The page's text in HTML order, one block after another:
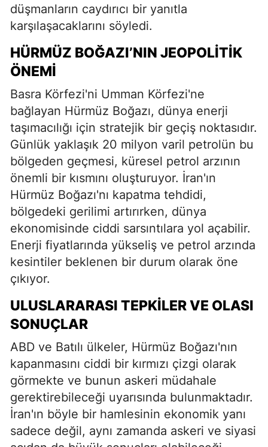
düşmanların caydırıcı bir yanıtla
karşılaşacaklarını söyledi.
HÜRMÜZ BOĞAZI’NIN JEOPOLITIK
ÖNEMI
Basra Körfezi'ni Umman Körfezi'ne
bağlayan Hürmüz Boğazı, dünya enerji
taşımacılığı için stratejik bir geçiş noktasıdır.
Günlük yaklaşık 20 milyon varil petrolün bu
bölgeden geçmesi, küresel petrol arzının
önemli bir kısmını oluşturuyor. İran'ın
Hürmüz Boğazı'nı kapatma tehdidi,
bölgedeki gerilimi artırırken, dünya
ekonomisinde ciddi sarsıntılara yol açabilir.
Enerji fiyatlarında yükseliş ve petrol arzında
kesintiler beklenen bir durum olarak öne
çıkıyor.
ULUSLARARASI TEPKILER VE OLASI
SONUÇLAR
ABD ve Batılı ülkeler, Hürmüz Boğazı'nın
kapanmasını ciddi bir kırmızı çizgi olarak
görmekte ve bunun askeri müdahale
gerektirebileceği uyarısında bulunmaktadır.
İran'ın böyle bir hamlesinin ekonomik yanı
sadece değil, aynı zamanda askeri ve siyasi